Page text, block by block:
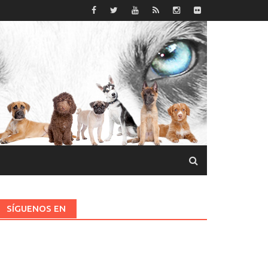
SÍGUENOS EN